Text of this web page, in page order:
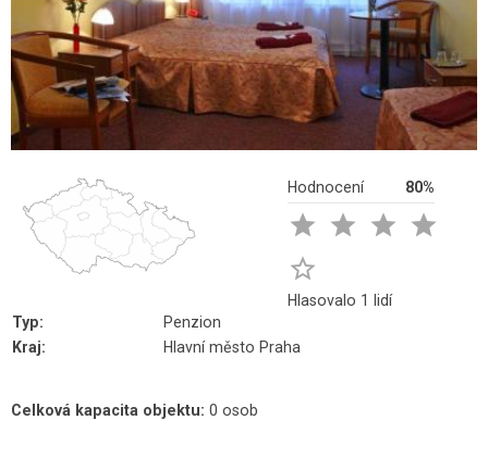
Hodnocení 80%
   

Hlasovalo 1 lidí
Typ:
Penzion
Kraj:
Hlavní město Praha
Celková kapacita objektu: 0 osob